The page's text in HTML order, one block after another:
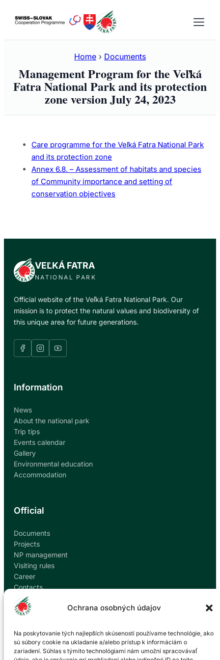
Ochrana osobných údajov
Na poskytovanie tých najlepších skúseností používame technológie, ako
sú súbory cookie na ukladanie a/alebo prístup k informáciám o
zariadení. Súhlas s týmito technológiami nám umožní spracovávať
Home › Documents
Management Program for the Veľká
Fatra National Park and its protection
zone version July 24, 2023
Care programme for the Veľká Fatra National Park
and its protection zone
Annex 6.8. – Assessment of habitats and species
of Community importance and setting of
conservation objectives
VEĽKÁ FATRA
NATIONAL PARK
Official website of the Veľká Fatra National Park. Our
mission is to protect the natural values and biodiversity of
this unique area for future generations.
Information
News
About the national park
Trip tips
Events calendar
Gallery
Environmental education
Accommodation
Official
Documents
Projects
NP management
Visiting rules
Career
Contacts
Report corruption
Contact
Administration of the Veľká Fatra National Park